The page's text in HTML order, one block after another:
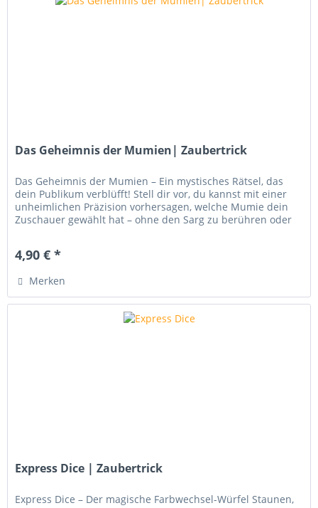
Das Geheimnis der Mumien| Zaubertrick
Das Geheimnis der Mumien – Ein mystisches Rätsel, das
dein Publikum verblüfft! Stell dir vor, du kannst mit einer
unheimlichen Präzision vorhersagen, welche Mumie dein
Zuschauer gewählt hat – ohne den Sarg zu berühren oder
4,90 € *
Merken
Express Dice | Zaubertrick
Express Dice – Der magische Farbwechsel-Würfel Staunen,